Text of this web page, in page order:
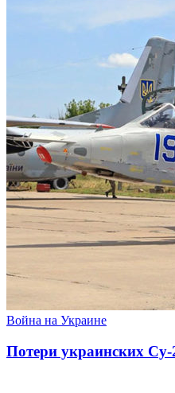
Война на Украине
Потери украинских Су-